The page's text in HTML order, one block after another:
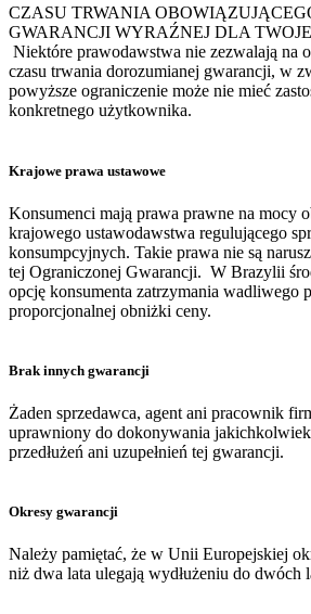
CZASU TRWANIA
GWARANCJI WYRAŹNEJ DLA
Niektóre prawodawstwa nie zezwalają na
czasu trwania dorozumianej gwarancji, w
powyższe ograniczenie może nie mieć
konkretnego użytkownika.
Krajowe prawa ustawowe
Konsumenci mają prawa prawne na mocy
krajowego ustawodawstwa regulującego
konsumpcyjnych. Takie prawa nie są
tej Ograniczonej Gwarancji. W Brazylii
opcję konsumenta zatrzymania wadliwego
proporcjonalnej obniżki ceny.
Brak innych gwarancji
Żaden sprzedawca, agent ani pracownik
uprawniony do dokonywania
przedłużeń ani uzupełnień tej gwarancji.
Okresy gwarancji
Należy pamiętać, że w Unii Europejskiej
niż dwa lata ulegają wydłużeniu do dwóch